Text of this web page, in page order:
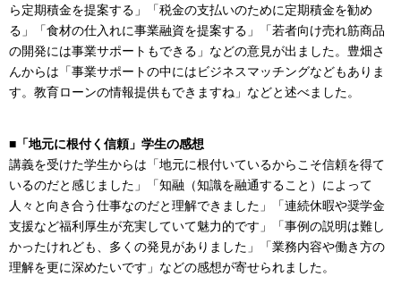
ら定期積金を提案する」「税金の支払いのために定期積金を勧め
る」「食材の仕入れに事業融資を提案する」「若者向け売れ筋商品
の開発には事業サポートもできる」などの意見が出ました。豊畑さ
んからは「事業サポートの中にはビジネスマッチングなどもありま
す。教育ローンの情報提供もできますね」などと述べました。
■「地元に根付く信頼」学生の感想
講義を受けた学生からは「地元に根付いているからこそ信頼を得て
いるのだと感じました」「知融（知識を融通すること）によって
人々と向き合う仕事なのだと理解できました」「連続休暇や奨学金
支援など福利厚生が充実していて魅力的です」「事例の説明は難し
かったけれども、多くの発見がありました」「業務内容や働き方の
理解を更に深めたいです」などの感想が寄せられました。